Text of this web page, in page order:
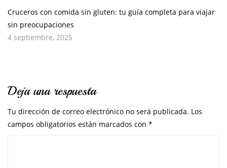
Cruceros con comida sin gluten: tu guía completa para viajar
sin preocupaciones
4 septiembre, 2025
Deja una respuesta
Tu dirección de correo electrónico no será publicada. Los
campos obligatorios están marcados con *